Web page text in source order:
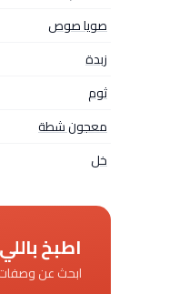
صويا صوص
زبدة
ثوم
معجون شطة
خل
اطبخ
ابحث عن